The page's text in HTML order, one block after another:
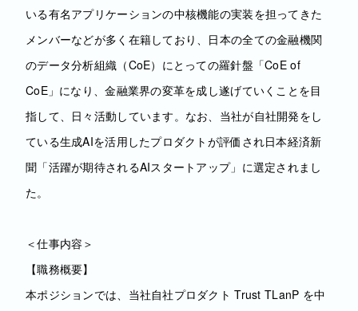
いる有名アプリケーションの中核機能の実装を担ってきた
メンバーなどが多く在籍しており、日本の全ての金融機関
のデータ分析組織（CoE）にとっての羅針盤「CoE of
CoE」になり、金融業界の変革を成し遂げていくことを目
指して、日々活動しています。なお、当社が自社開発をし
ている生成AIを活用したプロダクトが評価され日本経済新
聞「活躍が期待されるAIスタートアップ」に選定されまし
た。
＜仕事内容＞
【職務概要】
本ポジションでは、当社自社プロダクト Trust TLanP を中